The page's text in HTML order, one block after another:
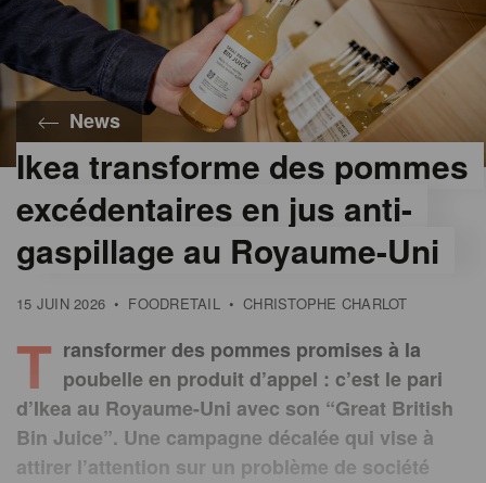
News
Ikea transforme des pommes
excédentaires en jus anti-
gaspillage au Royaume-Uni
15 JUIN 2026 • FOODRETAIL • CHRISTOPHE CHARLOT
T ransformer des pommes promises à la
poubelle en produit d’appel : c’est le pari
d’Ikea au Royaume-Uni avec son “Great British
Bin Juice”. Une campagne décalée qui vise à
attirer l’attention sur un problème de société